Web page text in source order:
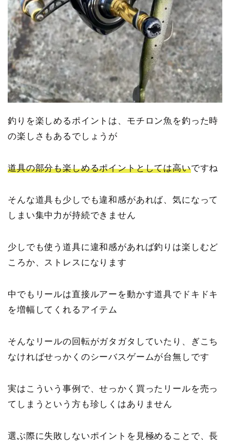
釣りを楽しめるポイントは、モチロン魚を釣った時
の楽しさもあるでしょうが
道具の部分も楽しめるポイントとしては高いですね
そんな道具も少しでも違和感があれば、気になって
しまい集中力が持続できません
少しでも使う道具に違和感があれば釣りは楽しむど
ころか、ストレスになります
中でもリールは直接ルアーを動かす道具でドキドキ
を増幅してくれるアイテム
そんなリールの回転がガタガタしていたり、ぎこち
なければせっかくのシーバスゲームが台無しです
実はこういう事例で、せっかく買ったリールを売っ
てしまうという方も珍しくはありません
選ぶ際に失敗しないポイントを見極めることで、長